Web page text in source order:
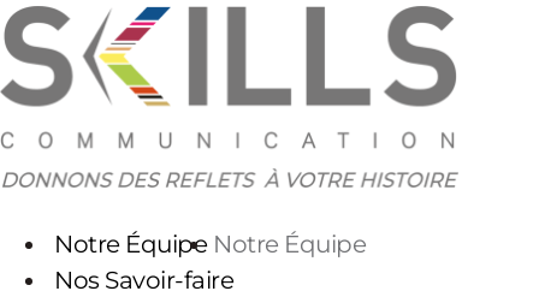
Aller
au
contenu
Notre Équipe
Nos Savoir-faire
Notre Équipe